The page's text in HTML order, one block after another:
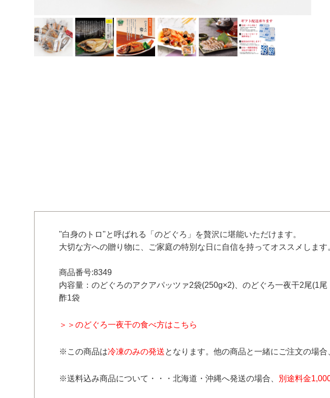
そ
おひと
め
ふんわ
島根
小分
詰
"白身のトロ"と呼ばれる「のどぐろ」を贅沢に堪能いただけます。
大切な方への贈り物に、ご家庭の特別な日に自信を持ってオススメします
商品番号:8349
内容量：のどぐろのアクアパッツァ2袋(250g×2)、のどぐろ一夜干2尾(1
酢1袋
＞＞のどぐろ一夜干の食べ方はこちら
※この商品は冷凍のみの発送となります。他の商品と一緒にご注文の場
※送料込み商品について・・・北海道・沖縄へ発送の場合、 別途料金